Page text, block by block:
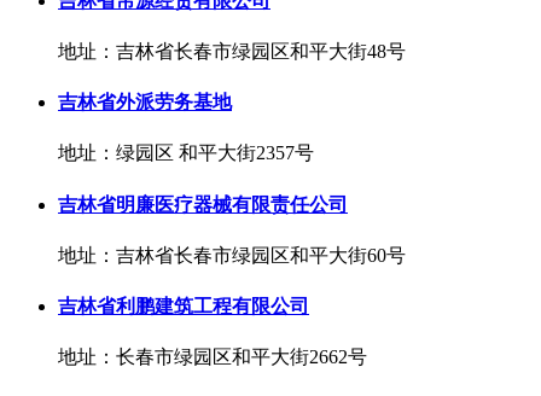
地址：吉林省长春市绿园区和平大街48号
吉林省外派劳务基地
地址：绿园区 和平大街2357号
吉林省明廉医疗器械有限责任公司
地址：吉林省长春市绿园区和平大街60号
吉林省利鹏建筑工程有限公司
地址：长春市绿园区和平大街2662号